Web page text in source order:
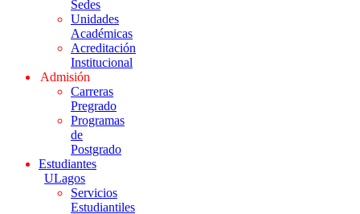
Sedes
Unidades
Académicas
Acreditación
Institucional
Admisión
Carreras
Pregrado
Programas
de
Postgrado
Estudiantes
ULagos
Servicios
Estudiantiles